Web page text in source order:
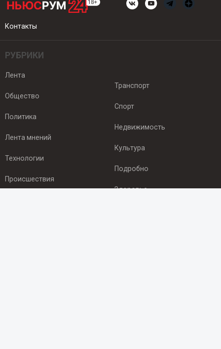
Контакты
РУБРИКИ
Лента
Общество
Политика
Лента мнений
Технологии
Происшествия
Транспорт
Спорт
Недвижимость
Культура
Подробно
Здоровье